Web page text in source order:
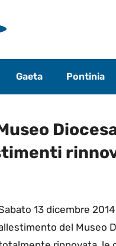
Gaeta Pontinia
13 dicembre
del Museo